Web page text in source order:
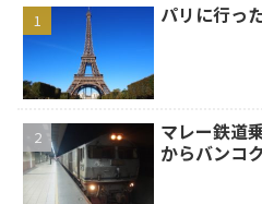
パリに行っ
マレー鉄道
からバンコ